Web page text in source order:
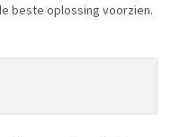
beste oplossing voorzien.